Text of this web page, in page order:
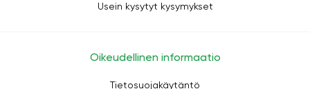
Usein kysytyt kysymykset
Oikeudellinen informaatio
Tietosuojakäytäntö